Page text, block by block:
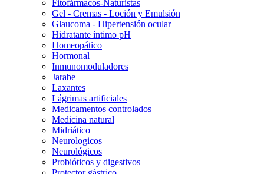
Fitofármacos-Naturistas
Gel - Cremas - Loción y Emulsión
Glaucoma - Hipertensión ocular
Hidratante íntimo pH
Homeopático
Hormonal
Inmunomoduladores
Jarabe
Laxantes
Lágrimas artificiales
Medicamentos controlados
Medicina natural
Midriático
Neurologicos
Neurológicos
Probióticos y digestivos